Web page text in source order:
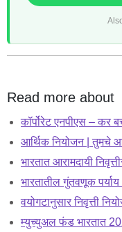
Read more about
कॉर्पोरेट एनपीएस – कर
आर्थिक नियोजन | तुमचे
भारतात आरामदायी
भारतातील गुंतवणूक
वयोगटानुसार निवृत्ती
म्युच्युअल फंड भारतात